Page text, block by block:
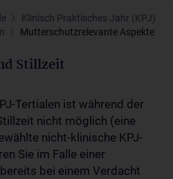
Klinisch Praktisches Jahr (KPJ)
Mutterschutzrelevante Aspekte
Stillzeit
Tertialen ist während der
nicht möglich (eine
nicht-klinische KPJ-
Sie im Falle einer
bei einem Verdacht